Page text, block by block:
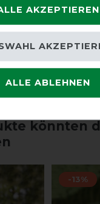
könnten
-13%
AKZEPTIEREN
ALLE ABLEHNEN